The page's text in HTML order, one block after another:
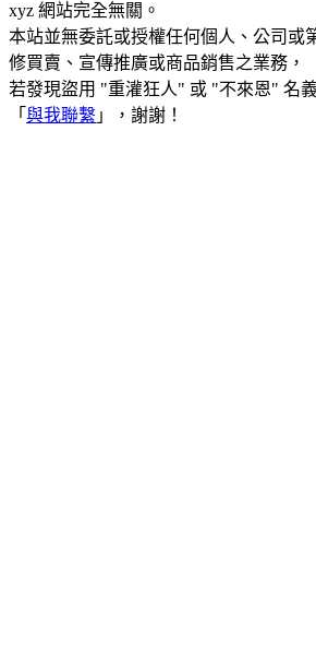
xyz 網站完全無關。
本站並無委託或授權任何個人、公司或
修買賣、宣傳推廣或商品銷售之業務，
若發現盜用 "重灌狂人" 或 "不來恩" 名
「 與我聯繫 」，謝謝！